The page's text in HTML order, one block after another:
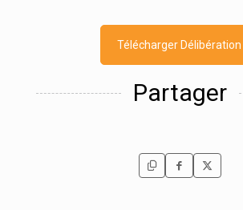
Télécharger Délibération
Partager